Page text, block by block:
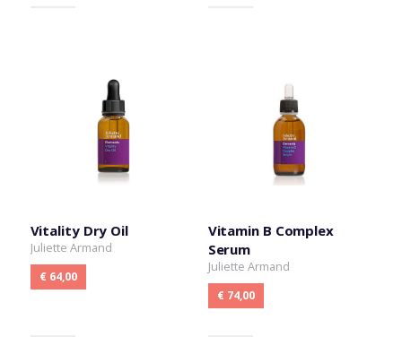
Vitality Dry Oil
Juliette Armand
€ 64,00
Vitamin B Complex
Serum
Juliette Armand
€ 74,00